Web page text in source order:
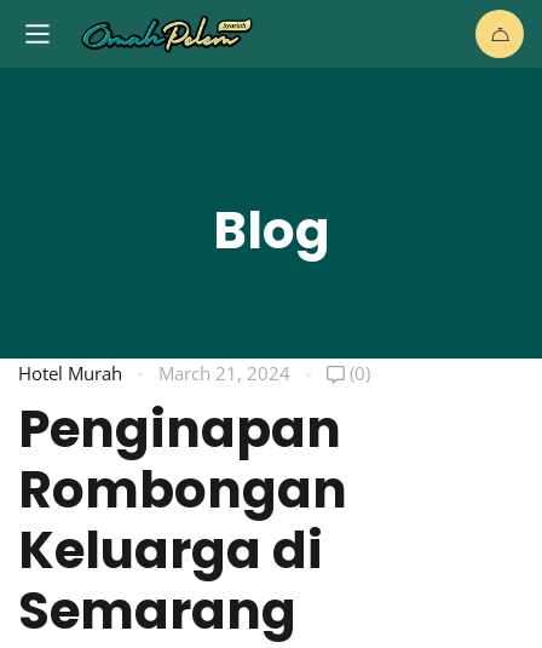
Blog
Hotel Murah March 21, 2024 (0)
Penginapan
Rombongan
Keluarga di
Semarang